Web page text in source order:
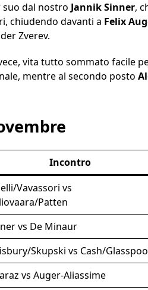
dal nostro Jannik Sinner,
chiudendo davanti a Felix
Zverev.
vita tutto sommato facile
mentre al secondo posto
Incontro
Vavassori vs
Patten
vs De Minaur
Skupski vs Cash/
vs Auger-Aliassime